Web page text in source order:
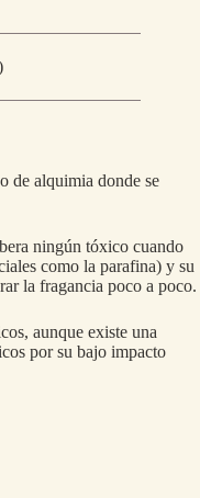
de alquimia donde se
ningún tóxico cuando
como la parafina) y su
la fragancia poco a poco.
aunque existe una
por su bajo impacto